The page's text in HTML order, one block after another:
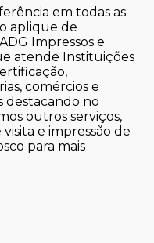
em todas as
aplique de
Impressos e
atende Instituições
comércios e
destacando no
outros serviços,
e impressão de
para mais